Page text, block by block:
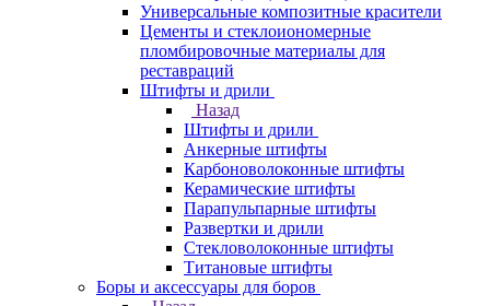
Универсальные композитные красители
Цементы и стеклоиономерные
пломбировочные материалы для
реставраций
Штифты и дрили
Назад
Штифты и дрили
Анкерные штифты
Карбоноволоконные штифты
Керамические штифты
Парапульпарные штифты
Развертки и дрили
Стекловолоконные штифты
Титановые штифты
Боры и аксессуары для боров